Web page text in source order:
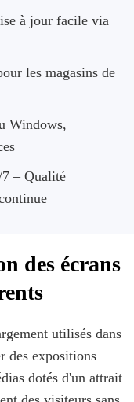
à jour facile via
les magasins de
Windows,
– Qualité
des écrans
utilisés dans
des expositions
dotés d'un attrait